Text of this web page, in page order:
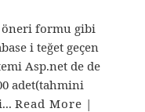
öneri formu gibi
i teğet geçen
Asp.net de de
adet(tahmini
Read More |